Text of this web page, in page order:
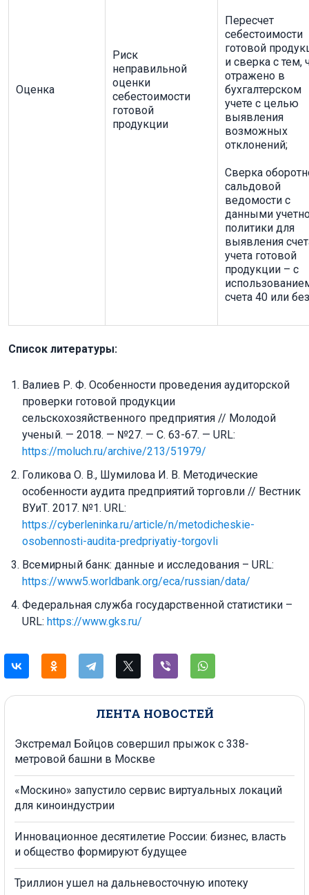
ЛЕНТА НОВОСТЕЙ
Экстремал Бойцов совершил прыжок с 338-
метровой башни в Москве
«Москино» запустило сервис виртуальных локаций
для киноиндустрии
Инновационное десятилетие России: бизнес, власть
и общество формируют будущее
Триллион ушел на дальневосточную ипотеку
Оценка
Риск
неправильной
оценки
себестоимости
готовой
продукции
Пересчет
себестоимости
готовой
и сверка с тем,
отражено в
бухгалтерском
учете с целью
выявления
возможных
отклонений;
Сверка
сальдовой
ведомости с
данными
политики для
выявления
учета готовой
продукции – с
счета 40 или
Список литературы:
Валиев Р. Ф. Особенности проведения аудиторской
проверки готовой продукции
сельскохозяйственного предприятия // Молодой
ученый. — 2018. — №27. — С. 63-67. — URL:
https://moluch.ru/archive/213/51979/
Голикова О. В., Шумилова И. В. Методические
особенности аудита предприятий торговли // Вестник
ВУиТ. 2017. №1. URL:
https://cyberleninka.ru/article/n/metodicheskie-
osobennosti-audita-predpriyatiy-torgovli
Всемирный банк: данные и исследования – URL:
https://www5.worldbank.org/eca/russian/data/
Федеральная служба государственной статистики –
URL: https://www.gks.ru/